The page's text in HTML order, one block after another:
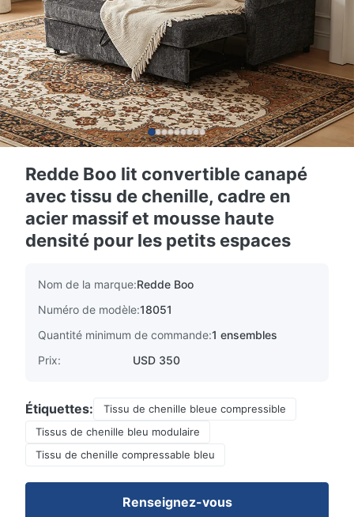
Redde Boo lit convertible canapé
avec tissu de chenille, cadre en
acier massif et mousse haute
densité pour les petits espaces
Nom de la marque:Redde Boo
Numéro de modèle:18051
Quantité minimum de commande:1 ensembles
Prix:
USD 350
Étiquettes:
Tissu de chenille bleue compressible
Tissus de chenille bleu modulaire
Tissu de chenille compressable bleu
Renseignez-vous